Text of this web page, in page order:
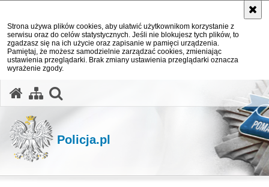
Strona używa plików cookies, aby ułatwić użytkownikom korzystanie z
serwisu oraz do celów statystycznych. Jeśli nie blokujesz tych plików, to
zgadzasz się na ich użycie oraz zapisanie w pamięci urządzenia.
Pamiętaj, że możesz samodzielnie zarządzać cookies, zmieniając
ustawienia przeglądarki. Brak zmiany ustawienia przeglądarki oznacza
wyrażenie zgody.
Policja.pl